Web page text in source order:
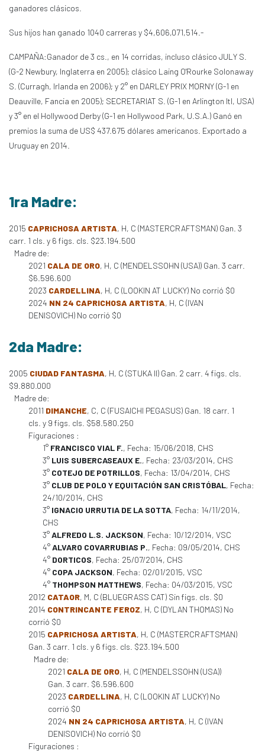
ganadores clásicos.
Sus hijos han ganado 1040 carreras y $4,606,071,514.-
CAMPAÑA:Ganador de 3 cs., en 14 corridas, incluso clásico JULY S.
(G-2 Newbury, Inglaterra en 2005); clásico Laing O'Rourke Solonaway
S. (Curragh, Irlanda en 2006); y 2° en DARLEY PRIX MORNY (G-1 en
Deauville, Fancia en 2005); SECRETARIAT S. (G-1 en Arlington Itl, USA)
y 3° en el Hollywood Derby (G-1 en Hollywood Park, U.S.A.) Ganó en
premios la suma de US$ 437.675 dólares americanos. Exportado a
Uruguay en 2014.
1ra Madre:
2015 CAPRICHOSA ARTISTA, H, C (MASTERCRAFTSMAN) Gan. 3
carr. 1 cls. y 6 figs. cls. $23.194.500
Madre de:
2021 CALA DE ORO, H, C (MENDELSSOHN (USA)) Gan. 3 carr.
$6.596.600
2023 CARDELLINA, H, C (LOOKIN AT LUCKY) No corrió $0
2024 NN 24 CAPRICHOSA ARTISTA, H, C (IVAN
DENISOVICH) No corrió $0
2da Madre:
2005 CIUDAD FANTASMA, H, C (STUKA II) Gan. 2 carr. 4 figs. cls.
$9.880.000
Madre de:
2011 DIMANCHE, C, C (FUSAICHI PEGASUS) Gan. 18 carr. 1
cls. y 9 figs. cls. $58.580.250
Figuraciones :
1° FRANCISCO VIAL F., Fecha: 15/06/2018, CHS
3° LUIS SUBERCASEAUX E., Fecha: 23/03/2014, CHS
3° COTEJO DE POTRILLOS, Fecha: 13/04/2014, CHS
3° CLUB DE POLO Y EQUITACIÓN SAN CRISTÓBAL, Fecha:
24/10/2014, CHS
3° IGNACIO URRUTIA DE LA SOTTA, Fecha: 14/11/2014,
CHS
3°ALFREDO L.S. JACKSON, Fecha: 10/12/2014, VSC
4°ALVARO COVARRUBIAS P., Fecha: 09/05/2014, CHS
4° DORTICOS, Fecha: 25/07/2014, CHS
4° COPA JACKSON, Fecha: 02/01/2015, VSC
4° THOMPSON MATTHEWS, Fecha: 04/03/2015, VSC
2012 CATAOR, M, C (BLUEGRASS CAT) Sin figs. cls. $0
2014 CONTRINCANTE FEROZ, H, C (DYLAN THOMAS) No
corrió $0
2015 CAPRICHOSA ARTISTA, H, C (MASTERCRAFTSMAN)
Gan. 3 carr. 1 cls. y 6 figs. cls. $23.194.500
Madre de:
2021 CALA DE ORO, H, C (MENDELSSOHN (USA))
Gan. 3 carr. $6.596.600
2023 CARDELLINA, H, C (LOOKIN AT LUCKY) No
corrió $0
2024 NN 24 CAPRICHOSA ARTISTA, H, C (IVAN
DENISOVICH) No corrió $0
Figuraciones :